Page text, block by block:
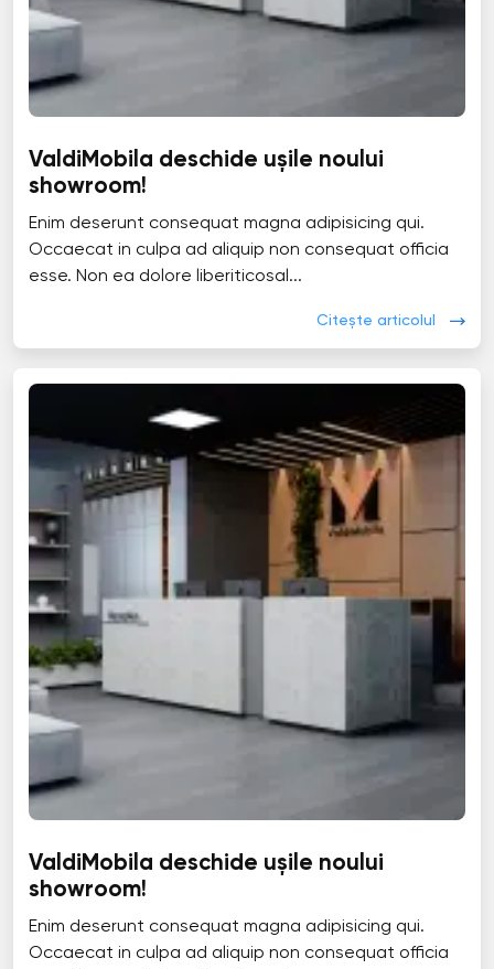
ValdiMobila deschide ușile noului
showroom!
Enim deserunt consequat magna adipisicing qui.
Occaecat in culpa ad aliquip non consequat officia
esse. Non ea dolore liberiticosal...
Citește articolul
ValdiMobila deschide ușile noului
showroom!
Enim deserunt consequat magna adipisicing qui.
Occaecat in culpa ad aliquip non consequat officia